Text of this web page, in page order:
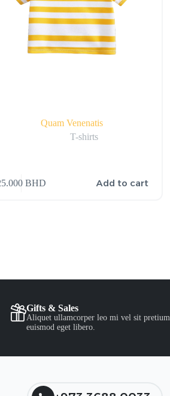
Quam Venenatis
T-shirts
BHD Add to cart
Gifts & Sales
Aliquet ullamcorper leo mi vel sit pretium
euismod eget libero.